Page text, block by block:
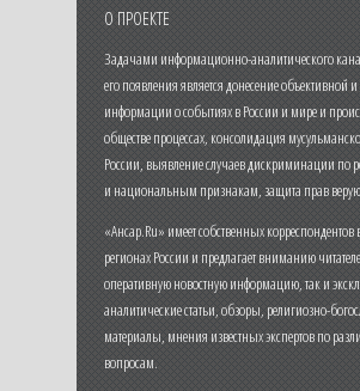
О ПРОЕКТЕ
Задачами информационно-аналитического
его появления является донесение объективной
информации о событиях в России и мире и
обществе процессах, консолидация
России, выявление случаев дискриминации по
и национальным признакам, защита прав
«Ансар.Ru» имеет собственных
регионах России и предлагает вниманию
оперативную новостную информацию, так и
аналитические статьи, обзоры, религиозно-
материалы, мнения известных экспертов по
вопросам.